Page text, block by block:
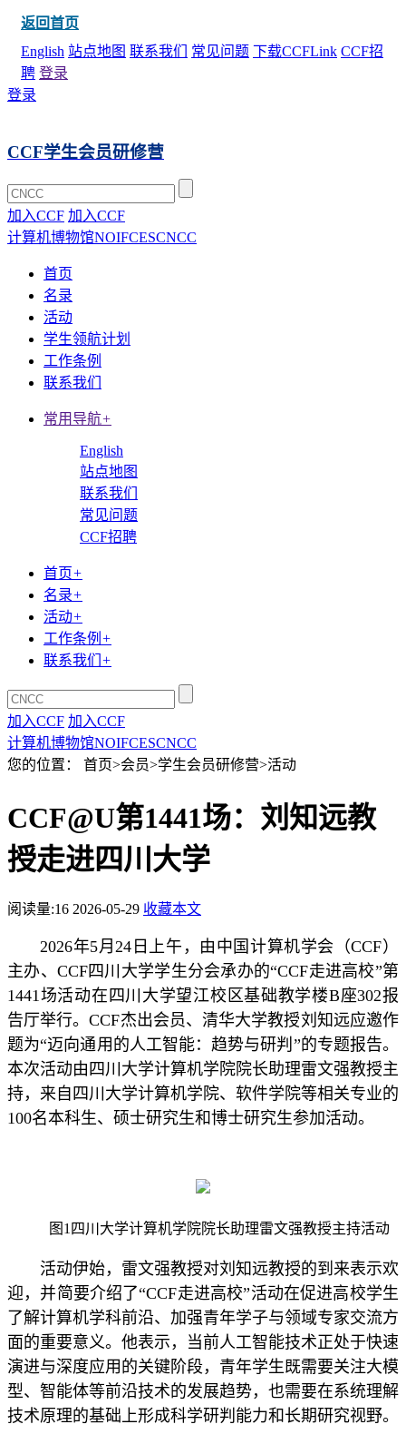
返回首页
English 站点地图 联系我们 常见问题 下载CCFLink CCF招
聘 登录
登录
CCF学生会员研修营
加入CCF 加入CCF
计算机博物馆NOIFCESCNCC
首页
名录
活动
学生领航计划
工作条例
联系我们
常用导航+
English
站点地图
联系我们
常见问题
CCF招聘
首页+
名录+
活动+
工作条例 +
联系我们 +
加入CCF 加入CCF
计算机博物馆NOIFCESCNCC
您的位置： 首页>会员>学生会员研修营>活动
CCF@U第1441场：刘知远教
授走进四川大学
阅读量:16 2026-05-29 收藏本文
2026年5月24日上午，由中国计算机学会（CCF）
主办、CCF四川大学学生分会承办的“CCF走进高校”第
1441场活动在四川大学望江校区基础教学楼B座302报
告厅举行。CCF杰出会员、清华大学教授刘知远应邀作
题为“迈向通用的人工智能：趋势与研判”的专题报告。
本次活动由四川大学计算机学院院长助理雷文强教授主
持，来自四川大学计算机学院、软件学院等相关专业的
100名本科生、硕士研究生和博士研究生参加活动。
图1四川大学计算机学院院长助理雷文强教授主持活动
活动伊始，雷文强教授对刘知远教授的到来表示欢
迎，并简要介绍了“CCF走进高校”活动在促进高校学生
了解计算机学科前沿、加强青年学子与领域专家交流方
面的重要意义。他表示，当前人工智能技术正处于快速
演进与深度应用的关键阶段，青年学生既需要关注大模
型、智能体等前沿技术的发展趋势，也需要在系统理解
技术原理的基础上形成科学研判能力和长期研究视野。